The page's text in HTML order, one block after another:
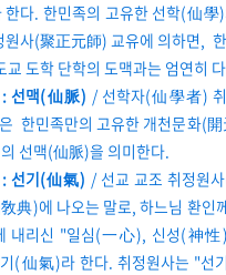
다. 한민족의 고유한 선학(仙學
사(聚正元師) 교유에 의하면,
교 도학 단학의 도맥과는 엄연히
선맥(仙脈) / 선학자(仙學者)
한민족만의 고유한 개천문화(
선맥(仙脈)을 의미한다.
선기(仙氣) / 선교 교조 취정원
典)에 나오는 말로, 하느님 환인
내리신 "일심(一心), 신성(神
(仙氣)라 한다. 취정원사는 "선